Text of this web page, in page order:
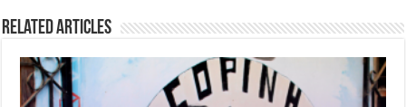
Related Articles